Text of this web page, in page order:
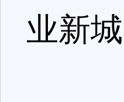
业新